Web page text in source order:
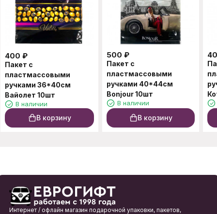
400 ₽
Пакет с
пластмассовыми
ручками 36*40см
Вайолет 10шт
В наличии
В корзину
500 ₽
Пакет с
пластмассовыми
ручками 40*44см
Bonjour 10шт
В наличии
В корзину
Интернет / офлайн магазин подарочной упаковки, пакетов,